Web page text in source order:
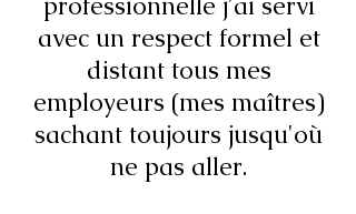
avec un respect formel et
distant tous mes
employeurs (mes maîtres)
sachant toujours jusqu'où
ne pas aller.